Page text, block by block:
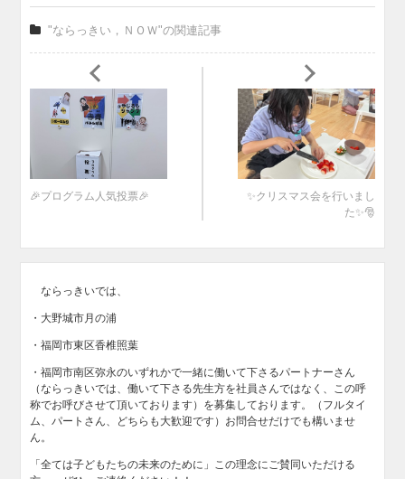
"ならっきい，ＮＯＷ"の関連記事
🎉プログラム人気投票🎉
✨クリスマス会を行いまし
た✨🎅
ならっきいでは、
・大野城市月の浦
・福岡市東区香椎照葉
・福岡市南区弥永のいずれかで一緒に働いて下さるパートナーさん
（ならっきいでは、働いて下さる先生方を社員さんではなく、この呼
称でお呼びさせて頂いております）を募集しております。（フルタイ
ム、パートさん、どちらも大歓迎です）お問合せだけでも構いませ
ん。
「全ては子どもたちの未来のために」この理念にご賛同いただける